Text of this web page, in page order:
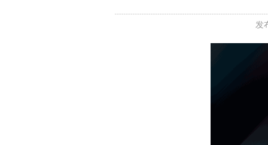
发